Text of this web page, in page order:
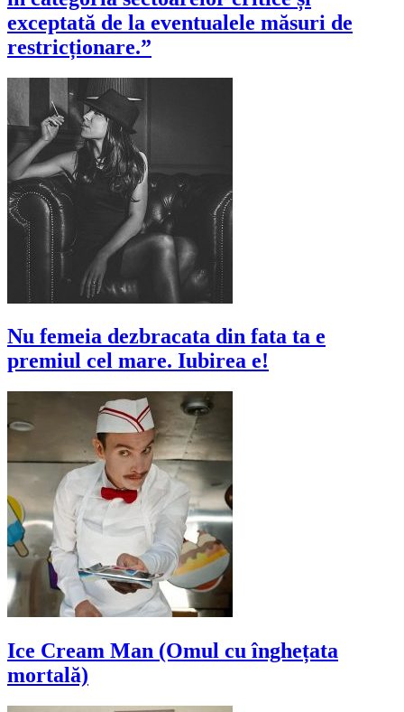
exceptată de la eventualele măsuri de
restricționare.”
Nu femeia dezbracata din fata ta e
premiul cel mare. Iubirea e!
Ice Cream Man (Omul cu înghețata
mortală)